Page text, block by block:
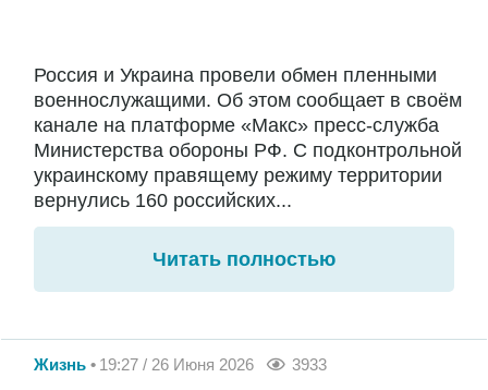
Россия и Украина провели обмен пленными
военнослужащими. Об этом сообщает в своём
канале на платформе «Макс» пресс-служба
Министерства обороны РФ. С подконтрольной
украинскому правящему режиму территории
вернулись 160 российских...
Читать полностью
Жизнь 19:27 / 26 Июня 2026 3933